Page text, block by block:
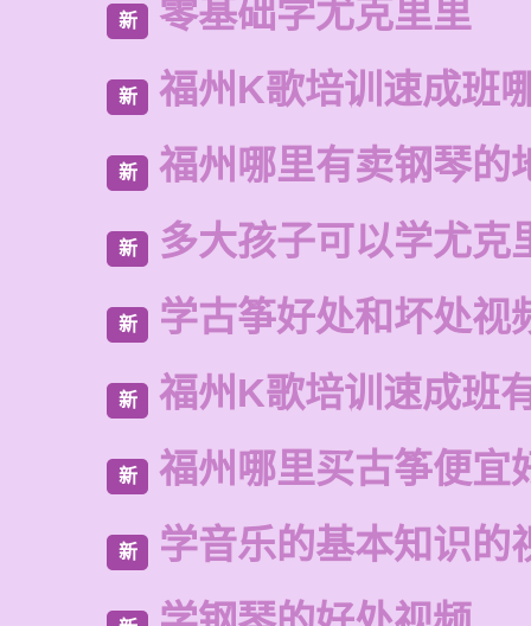
新 零基础学尤克里里
新 福州K歌培训速成班
新 福州哪里有卖钢琴的
新 多大孩子可以学尤克
新 学古筝好处和坏处视
新 福州K歌培训速成班
新 福州哪里买古筝便宜
新 学音乐的基本知识的